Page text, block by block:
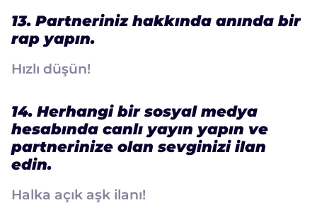
13. Partneriniz hakkında anında bir
rap yapın.
Hızlı düşün!
14. Herhangi bir sosyal medya
hesabında canlı yayın yapın ve
partnerinize olan sevginizi ilan
edin.
Halka açık aşk ilanı!